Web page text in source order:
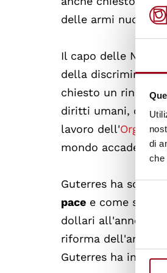
di
che
del
delle armi nucleari.
Il capo delle
della
chiesto un
diritti umani,
lavoro dell'Organo
mondo
Guterres ha
pace e come siano
dollari all'anno in
riforma
Guterres ha